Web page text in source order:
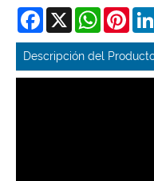
Facebook
X WhatsApp
Descripción del